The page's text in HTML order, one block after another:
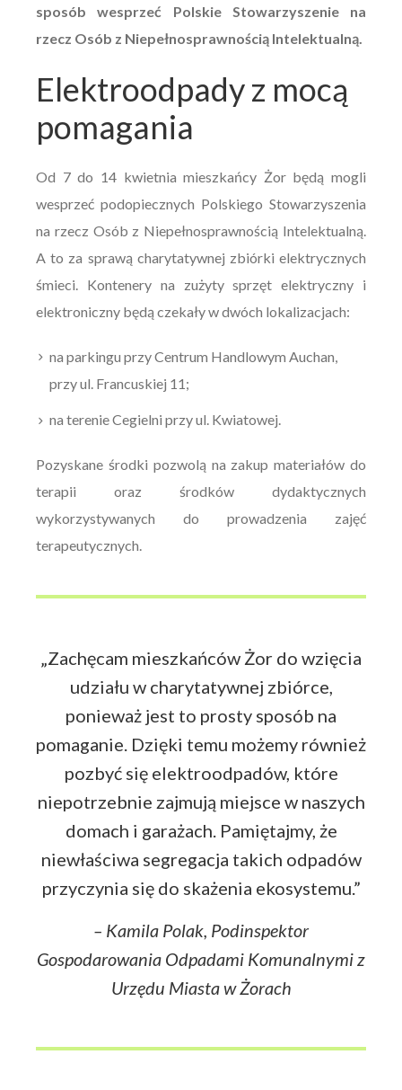
sposób wesprzeć Polskie Stowarzyszenie na
rzecz Osób z Niepełnosprawnością Intelektualną.
Elektroodpady z mocą
pomagania
Od 7 do 14 kwietnia mieszkańcy Żor będą mogli
wesprzeć podopiecznych Polskiego Stowarzyszenia
na rzecz Osób z Niepełnosprawnością Intelektualną.
A to za sprawą charytatywnej zbiórki elektrycznych
śmieci. Kontenery na zużyty sprzęt elektryczny i
elektroniczny będą czekały w dwóch lokalizacjach:
na parkingu przy Centrum Handlowym Auchan,
przy ul. Francuskiej 11;
na terenie Cegielni przy ul. Kwiatowej.
Pozyskane środki pozwolą na zakup materiałów do
terapii oraz środków dydaktycznych
wykorzystywanych do prowadzenia zajęć
terapeutycznych.
„Zachęcam mieszkańców Żor do wzięcia
udziału w charytatywnej zbiórce,
ponieważ jest to prosty sposób na
pomaganie. Dzięki temu możemy również
pozbyć się elektroodpadów, które
niepotrzebnie zajmują miejsce w naszych
domach i garażach. Pamiętajmy, że
niewłaściwa segregacja takich odpadów
przyczynia się do skażenia ekosystemu.”
– Kamila Polak, Podinspektor
Gospodarowania Odpadami Komunalnymi z
Urzędu Miasta w Żorach